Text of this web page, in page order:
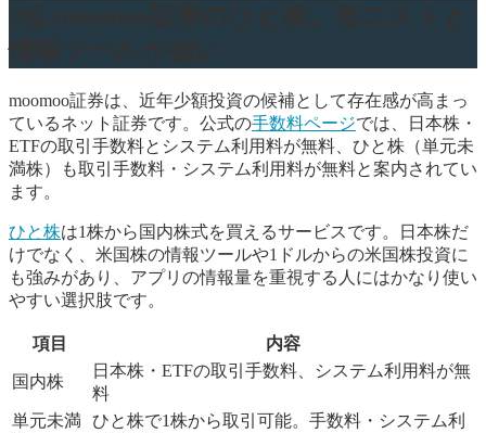
moomoo証券は、近年少額投資の候補として存在感が高まっ
ているネット証券です。公式の手数料ページでは、日本株・
ETFの取引手数料とシステム利用料が無料、ひと株（単元未
満株）も取引手数料・システム利用料が無料と案内されてい
ます。
ひと株は1株から国内株式を買えるサービスです。日本株だ
けでなく、米国株の情報ツールや1ドルからの米国株投資に
も強みがあり、アプリの情報量を重視する人にはかなり使い
やすい選択肢です。
項目 内容
国内株
日本株・ETFの取引手数料、システム利用料が無
料
単元未満
ひと株で1株から取引可能。手数料・システム利